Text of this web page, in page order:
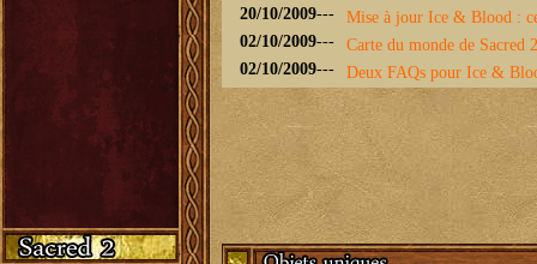
20/10/2009---
Mise à jour Ice & Blood :
02/10/2009---
Carte du monde de Sacred
02/10/2009--- Deux FAQs pour Ice &